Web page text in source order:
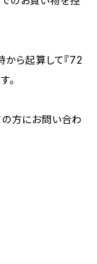
から起算して『72
。
方にお問い合わ